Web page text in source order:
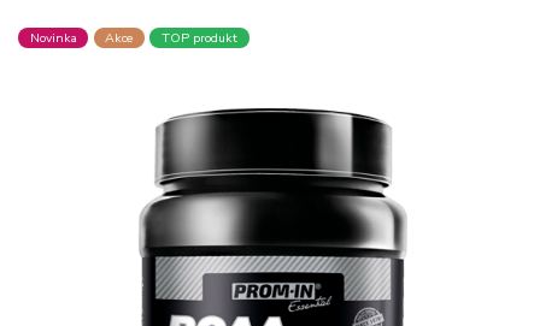
Novinka Akce TOP produkt